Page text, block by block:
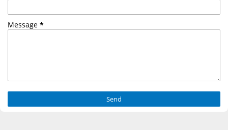
Message *